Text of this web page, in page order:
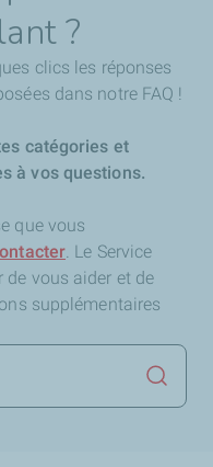
?
clics les réponses
dans notre FAQ !
catégories et
à vos questions.
que vous
. Le Service
vous aider et de
supplémentaires